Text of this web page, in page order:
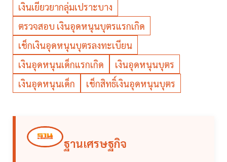
เงินเยียวยากลุ่มเปราะบาง
ตรวจสอบ เงินอุดหนุนบุตรแรกเกิด
เช็กเงินอุดหนุนบุตรลงทะเบียน
เงินอุดหนุนเด็กแรกเกิด
เงินอุดหนุนบุตร
เงินอุดหนุนเด็ก
เช็กสิทธิ์เงินอุดหนุนบุตร
ฐานเศรษฐกิจ